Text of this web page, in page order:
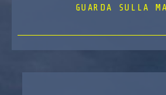
GUARDA SULLA